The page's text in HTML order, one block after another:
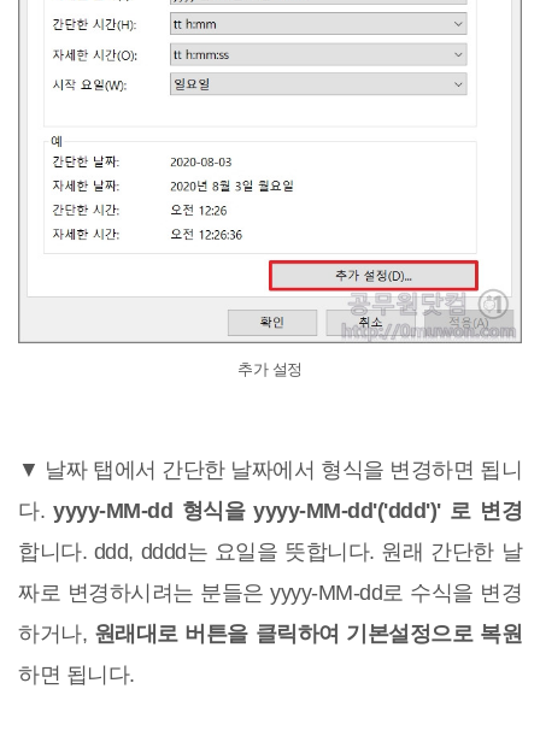
추가 설정
▼ 날짜 탭에서 간단한 날짜에서 형식을 변경하면 됩니
다.yyyy-MM-dd 형식을 yyyy-MM-dd'('ddd')' 로 변경
합니다. ddd, dddd는 요일을 뜻합니다. 원래 간단한 날
짜로 변경하시려는 분들은 yyyy-MM-dd로 수식을 변경
하거나, 원래대로 버튼을 클릭하여 기본설정으로 복원
하면 됩니다.